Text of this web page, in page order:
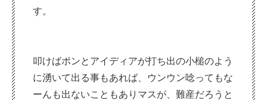
す。
叩けばポンとアイディアが打ち出の小槌のよう
に湧いて出る事もあれば、ウンウン唸ってもな
ーんも出ないこともありマスが、難産だろうと